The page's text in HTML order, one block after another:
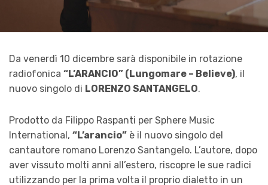
Da venerdì 10 dicembre sarà disponibile in rotazione
radiofonica “L’ARANCIO” (Lungomare – Believe), il
nuovo singolo di LORENZO SANTANGELO.
Prodotto da Filippo Raspanti per Sphere Music
International, “L’arancio” è il nuovo singolo del
cantautore romano Lorenzo Santangelo. L’autore, dopo
aver vissuto molti anni all’estero, riscopre le sue radici
utilizzando per la prima volta il proprio dialetto in un